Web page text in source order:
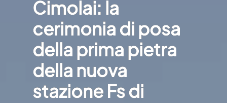
Cimolai: la
cerimonia di posa
della prima pietra
della nuova
stazione Fs di